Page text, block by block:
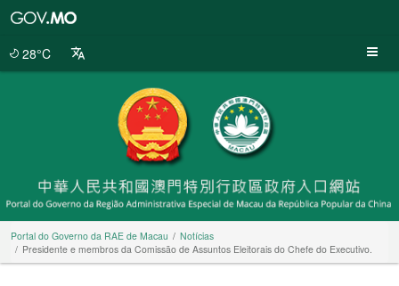
28°C
Portal do Governo da RAE de Macau
Notícias
Presidente e membros da Comissão de Assuntos Eleitorais do Chefe do Executivo.